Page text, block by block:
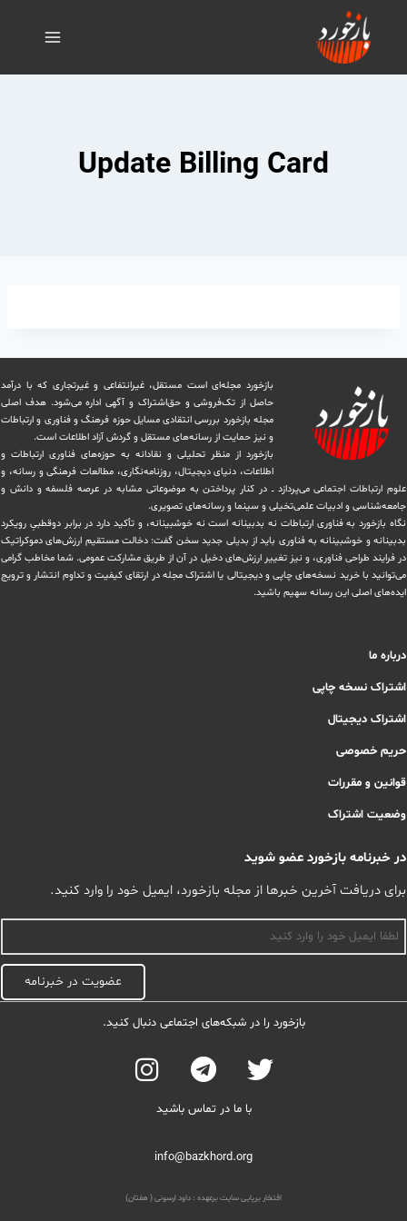
Update Billing Card
بازخورد مجله‌ای است مستقل، غیرانتفاعی و غیرتجاری که با درآمد
حاصل از تک‌فروشی و حق‌اشتراک و آگهی اداره می‌شود. ‏هدف اصلی
مجله بازخورد بررسی انتقادی مسایل حوزه فرهنگ و فناوری و ارتباطات
و نیز حمایت از رسانه‌های مستقل و‌ گردش ‏آزاد اطلاعات است.
بازخورد از منظر تحلیلی و نقادانه به حوزه‌های فناوری ارتباطات و
اطلاعات، دنیای دیجیتال، روزنامه‌نگاری، ‏مطالعات فرهنگی و رسانه، و
علوم ارتباطات اجتماعی می‌پردازد ــ در کنار پرداختن به موضوعاتی مشابه در عرصه فلسفه و دانش و
‏جامعه‌شناسی و ادبیات علمی‌تخیلی و سینما و رسانه‌های تصویری.
نگاه بازخورد به فناوری ارتباطات نه بدبینانه است نه خوشبینانه، و تأکید دارد ‏در برابر دوقطبیِ رویکرد
بدبینانه و خوشبینانه به فناوری باید از بدیلی جدید سخن گفت: دخالت مستقیم ارزش‌های دموکراتیک
در ‏فرایند طراحی فناوری، و نیز تغییر ارزش‌های دخيل در آن از طریق مشاركت عمومی. شما مخاطب گرامی
می‌توانید با خرید نسخه‌های چاپی و دیجیتالی یا ‏اشتراک مجله در ارتقای کیفیت و تداوم انتشار و ترویج
ایده‌های اصلی این رسانه سهیم باشید.
درباره ما
اشتراک نسخه چاپی
اشتراک دیجیتال
حریم خصوصی
قوانین و مقررات
وضعیت اشتراک
در خبرنامه بازخورد عضو شوید
برای دریافت آخرین خبرها از مجله بازخورد، ایمیل خود را وارد کنید.
عضویت در خبرنامه
بازخورد را در شبکه‌های اجتماعی دنبال کنید.
با ما در تماس باشید
info@bazkhord.org
افتخار برپایی سایت برعهده : داود ارسونی ( هفتان)